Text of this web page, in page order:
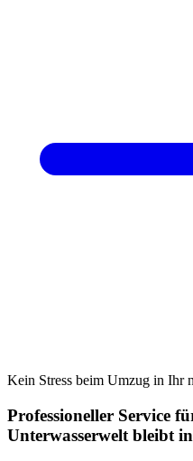
Kein Stress beim Umzug in Ihr
Professioneller Service
Unterwasserwelt bleibt